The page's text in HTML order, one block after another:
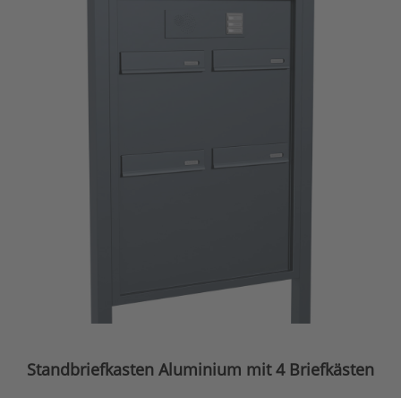
Standbriefkasten Aluminium mit 4 Briefkästen